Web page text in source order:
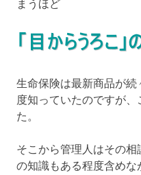
まうほど
生命保険は最新商品が
度知っていたのですが
た。
そこから管理人はその
の知識もある程度含め